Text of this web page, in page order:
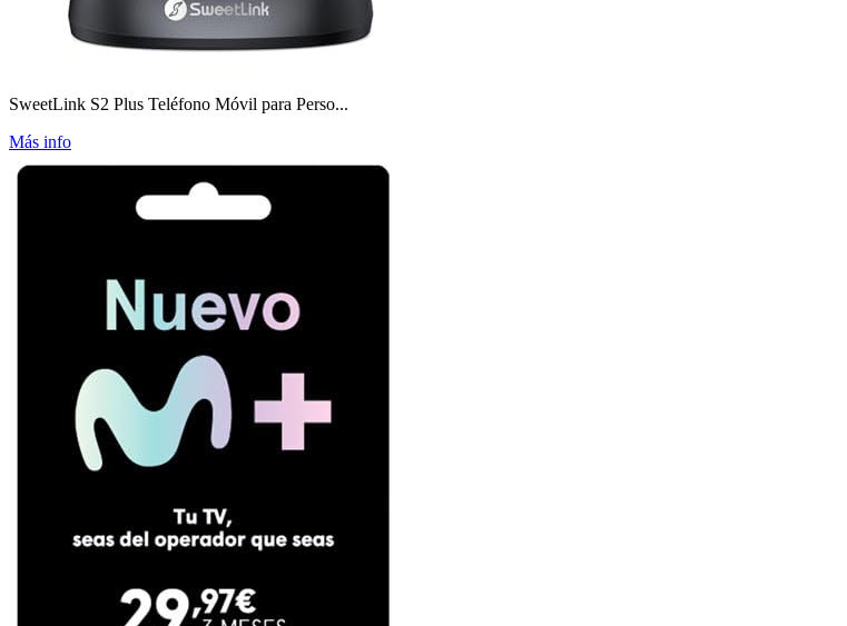
SweetLink S2 Plus Teléfono Móvil para Perso...
Más info